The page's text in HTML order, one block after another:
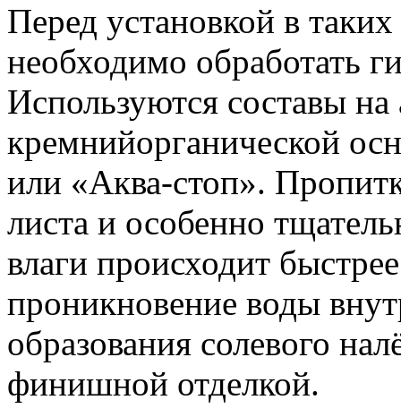
Перед установкой в
необходимо обработать
Используются составы
кремнийорганической
или «Аква-стоп».
листа и особенно
влаги происходит
проникновение воды
образования солевого
финишной отделкой.